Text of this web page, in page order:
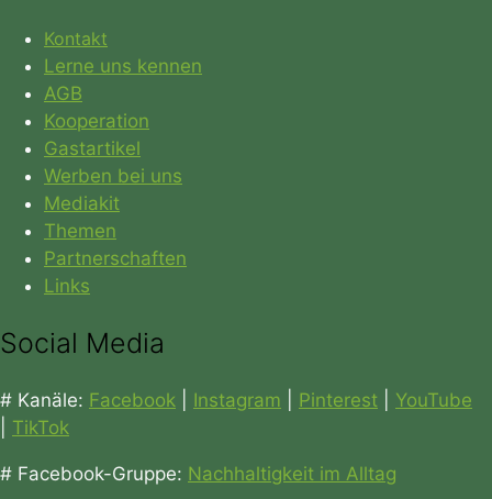
Kontakt
Lerne uns kennen
AGB
Kooperation
Gastartikel
Werben bei uns
Mediakit
Themen
Partnerschaften
Links
Social Media
# Kanäle: Facebook Instagram Pinterest
YouTube
TikTok
# Facebook-Gruppe: Nachhaltigkeit im Alltag